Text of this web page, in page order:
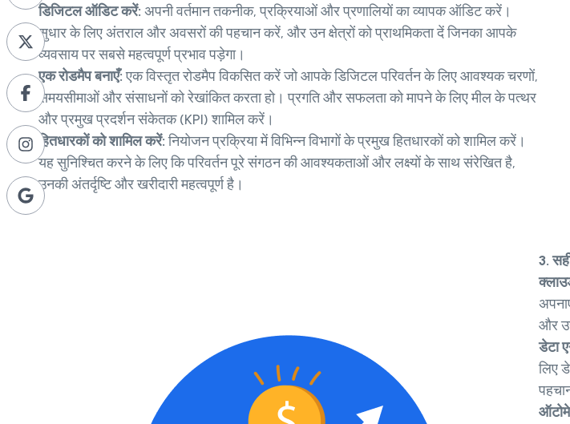
डिजिटल ऑडिट करें: अपनी वर्तमान तकनीक, प्रक्रियाओं और प्रणालियों का व्यापक ऑडिट करें।
सुधार के लिए अंतराल और अवसरों की पहचान करें, और उन क्षेत्रों को प्राथमिकता दें जिनका आपके
व्यवसाय पर सबसे महत्वपूर्ण प्रभाव पड़ेगा।
एक रोडमैप बनाएँ:एक विस्तृत रोडमैप विकसित करें जो आपके डिजिटल परिवर्तन के लिए आवश्यक चरणों,
समयसीमाओं और संसाधनों को रेखांकित करता हो। प्रगति और सफलता को मापने के लिए मील के पत्थर
और प्रमुख प्रदर्शन संकेतक (KPI) शामिल करें।
हितधारकों को शामिल करें:नियोजन प्रक्रिया में विभिन्न विभागों के प्रमुख हितधारकों को शामिल करें।
यह सुनिश्चित करने के लिए कि परिवर्तन पूरे संगठन की आवश्यकताओं और लक्ष्यों के साथ संरेखित है,
उनकी अंतर्दृष्टि और खरीदारी महत्वपूर्ण है।
3.
और
डेटा
लिए